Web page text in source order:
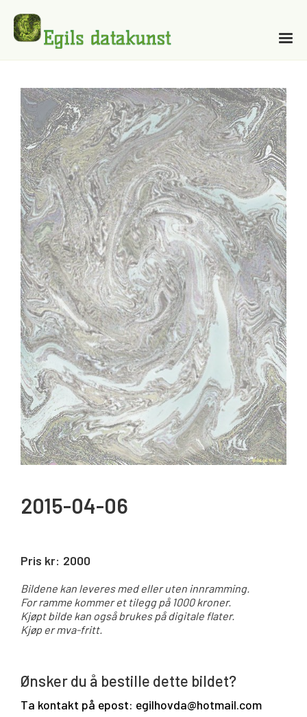
2015-04-06
Pris kr: 2000
Bildene kan leveres med eller uten innramming.
For ramme kommer et tilegg på 1000 kroner.
Kjøpt bilde kan også brukes på digitale flater.
Kjøp er mva-fritt.
Ønsker du å bestille dette bildet?
Ta kontakt på epost: egilhovda@hotmail.com